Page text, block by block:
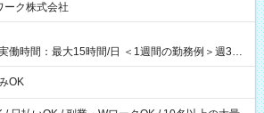
ーク株式会社
働時間：最大15時間/日 ＜1週間の勤務例＞週3回
金 休み：火・木・土・日 好きな時にお仕事
OK